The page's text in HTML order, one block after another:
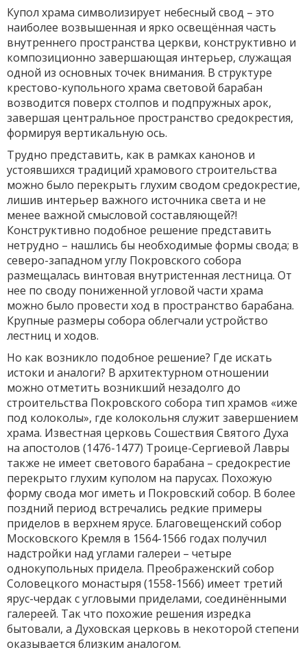
Купол храма символизирует небесный свод – это
наиболее возвышенная и ярко освещённая часть
внутреннего пространства церкви, конструктивно и
композиционно завершающая интерьер, служащая
одной из основных точек внимания. В структуре
крестово-купольного храма световой барабан
возводится поверх столпов и подпружных арок,
завершая центральное пространство средокрестия,
формируя вертикальную ось.
Трудно представить, как в рамках канонов и
устоявшихся традиций храмового строительства
можно было перекрыть глухим сводом средокрестие,
лишив интерьер важного источника света и не
менее важной смысловой составляющей?!
Конструктивно подобное решение представить
нетрудно – нашлись бы необходимые формы свода; в
северо-западном углу Покровского собора
размещалась винтовая внутристенная лестница. От
нее по своду пониженной угловой части храма
можно было провести ход в пространство барабана.
Крупные размеры собора облегчали устройство
лестниц и ходов.
Но как возникло подобное решение? Где искать
истоки и аналоги? В архитектурном отношении
можно отметить возникший незадолго до
строительства Покровского собора тип храмов «иже
под колоколы», где колокольня служит завершением
храма. Известная церковь Сошествия Святого Духа
на апостолов (1476-1477) Троице-Сергиевой Лавры
также не имеет светового барабана – средокрестие
перекрыто глухим куполом на парусах. Похожую
форму свода мог иметь и Покровский собор. В более
поздний период встречались редкие примеры
приделов в верхнем ярусе. Благовещенский собор
Московского Кремля в 1564-1566 годах получил
надстройки над углами галереи – четыре
однокупольных придела. Преображенский собор
Соловецкого монастыря (1558-1566) имеет третий
ярус-чердак с угловыми приделами, соединёнными
галереей. Так что похожие решения изредка
бытовали, а Духовская церковь в некоторой степени
оказывается близким аналогом.